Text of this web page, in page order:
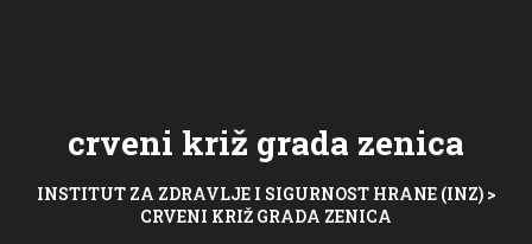
crveni križ grada zenica
INSTITUT ZA ZDRAVLJE I SIGURNOST HRANE (INZ)>
CRVENI KRIŽ GRADA ZENICA